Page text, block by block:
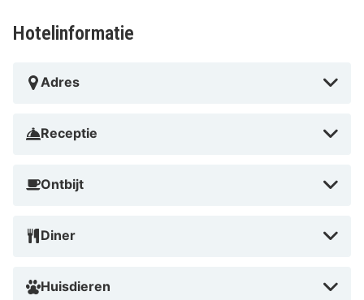
Hotelinformatie
Adres
Receptie
Ontbijt
Diner
Huisdieren